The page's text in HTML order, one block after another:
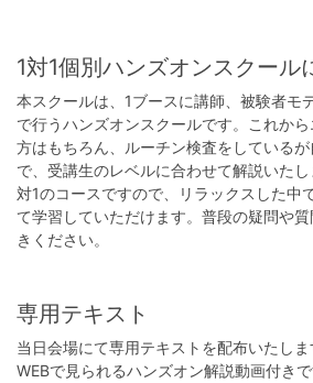
1対1個別ハンズオンスクール
本スクールは、1ブースに講師、被験者モ
で行うハンズオンスクールです。これか
方はもちろん、ルーチン検査をしている
で、受講生のレベルに合わせて解説いた
対1のコースですので、リラックスした中
て学習していただけます。普段の疑問や
きください。
専用テキスト
当日会場にて専用テキストを配布いたしま
WEBで見られるハンズオン解説動画付き